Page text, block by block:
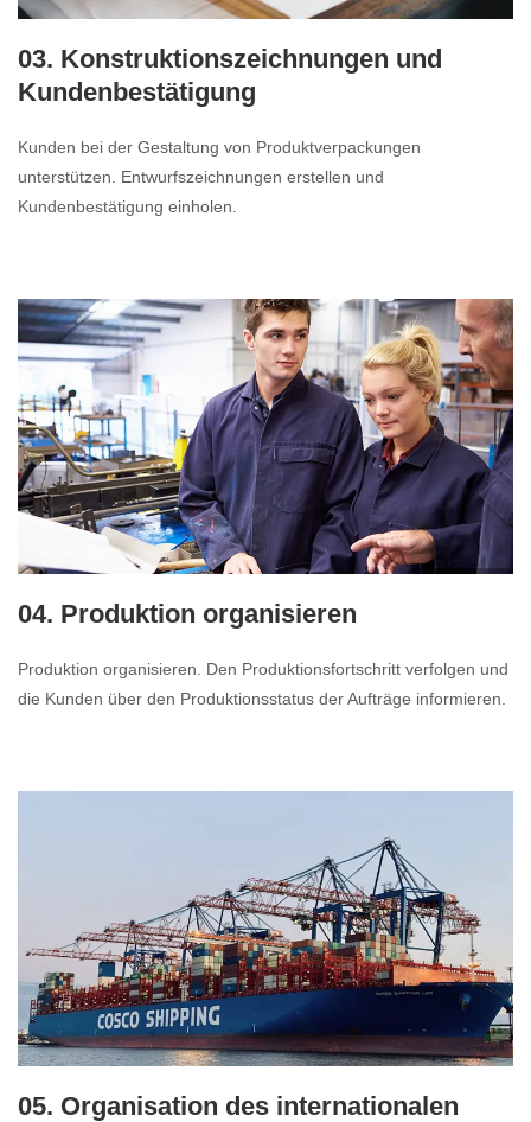
03. Konstruktionszeichnungen und
Kundenbestätigung
Kunden bei der Gestaltung von Produktverpackungen
unterstützen. Entwurfszeichnungen erstellen und
Kundenbestätigung einholen.
04. Produktion organisieren
Produktion organisieren. Den Produktionsfortschritt verfolgen und
die Kunden über den Produktionsstatus der Aufträge informieren.
05. Organisation des internationalen